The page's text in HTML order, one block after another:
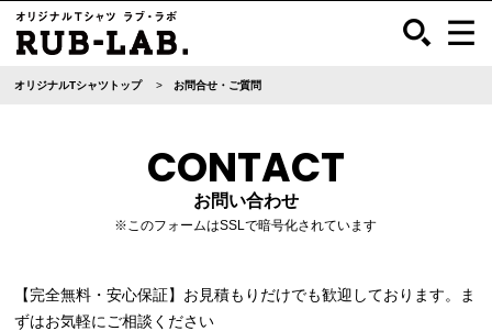
オリジナルTシャツトップ お問合せ・ご質問
CONTACT
お問い合わせ
※このフォームはSSLで暗号化されています
【完全無料・安心保証】お見積もりだけでも歓迎しております。ま
ずはお気軽にご相談ください